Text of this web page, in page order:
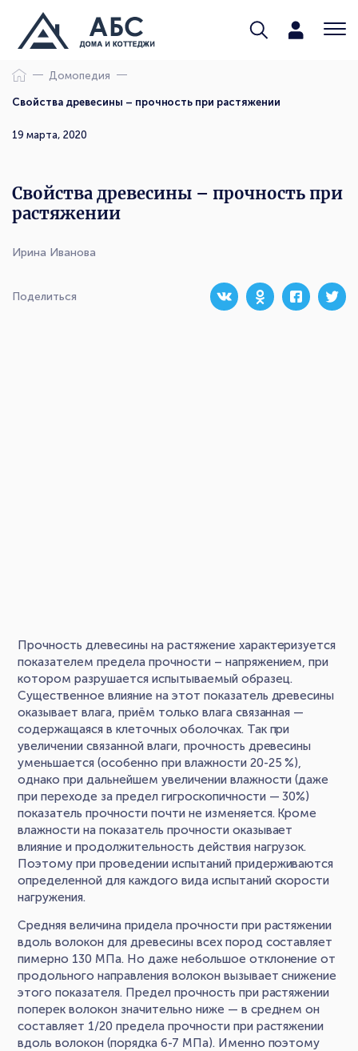
Домопедия
Свойства древесины – прочность при растяжении
Ирина Иванова
19 марта, 2020
Свойства древесины – прочность при
растяжении
Поделиться
Прочность длевесины на растяжение характеризуется
показателем предела прочности – напряжением, при
котором разрушается испытываемый образец.
Существенное влияние на этот показатель древесины
оказывает влага, приём только влага связанная —
содержащаяся в клеточных оболочках. Так при
увеличении связанной влаги, прочность древесины
уменьшается (особенно при влажности 20-25 %),
однако при дальнейшем увеличении влажности (даже
при переходе за предел гигроскопичности — 30%)
показатель прочности почти не изменяется. Кроме
влажности на показатель прочности оказывает
влияние и продолжительность действия нагрузок.
Поэтому при проведении испытаний придерживаются
определенной для каждого вида испытаний скорости
нагружения.
Средняя величина придела прочности при растяжении
вдоль волокон для древесины всех пород составляет
пимерно 130 МПа. Но даже небольшое отклонение от
продольного направления волокон вызывает снижение
этого показателя. Предел прочность при растяжении
поперек волокон значительно ниже — в среднем он
составляет 1/20 предела прочности при растяжении
вдоль волокон (порядка 6-7 МПа). Именно поэтому